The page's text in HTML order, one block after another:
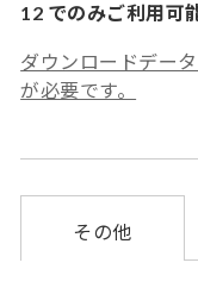
12 でのみご利用可
ダウンロードデー
が必要です。
その他